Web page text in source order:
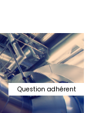
Question adhérent